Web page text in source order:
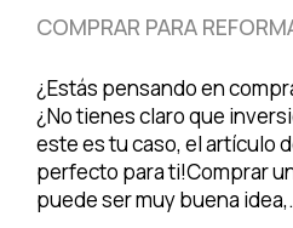
COMPRAR PARA
¿Estás pensando en
¿No tienes claro que
este es tu caso, el artículo
perfecto para ti!Comprar
puede ser muy buena